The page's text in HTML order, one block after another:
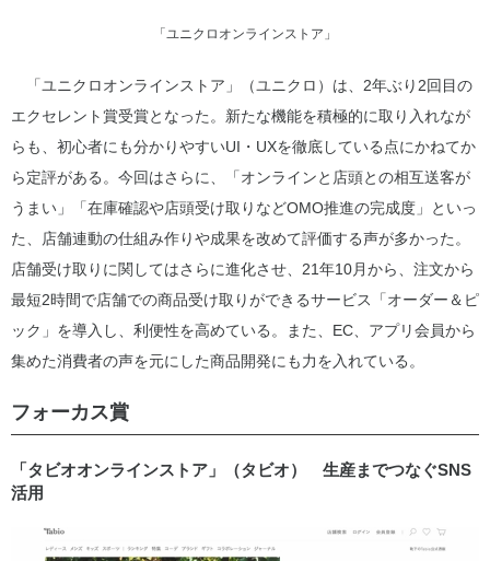
「ユニクロオンラインストア」
「ユニクロオンラインストア」（ユニクロ）は、2年ぶり2回目の
エクセレント賞受賞となった。新たな機能を積極的に取り入れなが
らも、初心者にも分かりやすいUI・UXを徹底している点にかねてか
ら定評がある。今回はさらに、「オンラインと店頭との相互送客が
うまい」「在庫確認や店頭受け取りなどOMO推進の完成度」といっ
た、店舗連動の仕組み作りや成果を改めて評価する声が多かった。
店舗受け取りに関してはさらに進化させ、21年10月から、注文から
最短2時間で店舗での商品受け取りができるサービス「オーダー＆ピ
ック」を導入し、利便性を高めている。また、EC、アプリ会員から
集めた消費者の声を元にした商品開発にも力を入れている。
フォーカス賞
「タビオオンラインストア」（タビオ） 生産までつなぐSNS
活用